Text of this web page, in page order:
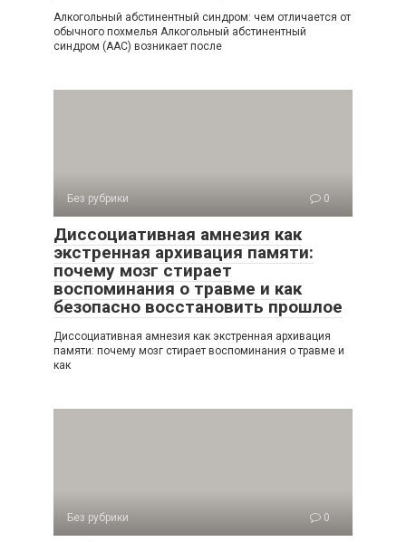
Алкогольный абстинентный синдром: чем отличается от
обычного похмелья Алкогольный абстинентный
синдром (ААС) возникает после
Без рубрики 0
Диссоциативная амнезия как
экстренная архивация памяти:
почему мозг стирает
воспоминания о травме и как
безопасно восстановить прошлое
Диссоциативная амнезия как экстренная архивация
памяти: почему мозг стирает воспоминания о травме и
как
Без рубрики 0